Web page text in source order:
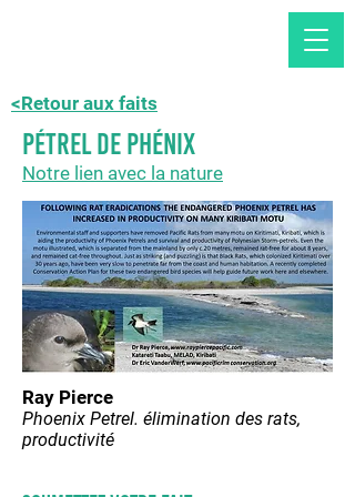
Ray Pierce
Phoenix Petrel. élimination des rats,
productivité
Pétrel de phénix
<Retour aux faits
Notre lien avec la nature